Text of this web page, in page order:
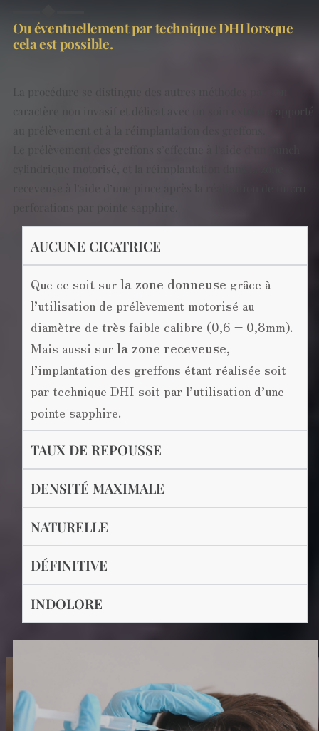
Ou éventuellement par technique DHI lorsque
cela est possible.
La procédure se distingue des autres méthodes par son
caractère non invasif et délicat avec un soin extrême apporté
AUCUNE CICATRICE
Que ce soit surla zone donneuse grâce à
l’utilisation de prélèvement motorisé au
diamètre de très faible calibre (0,6 – 0,8mm).
Mais aussi surla zone receveuse,
l’implantation des greffons étant réalisée soit
par technique DHI soit par l’utilisation d’une
pointe sapphire.
TAUX DE REPOUSSE
DENSITÉ MAXIMALE
NATURELLE
DÉFINITIVE
INDOLORE